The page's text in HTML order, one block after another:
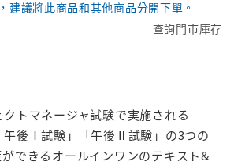
建議將此商品和其他商品分開下單。
查詢門市庫存
トマネージャ試験で実施される
午後Ⅰ試験」「午後Ⅱ試験」の3つの
できるオールインワンのテキスト&